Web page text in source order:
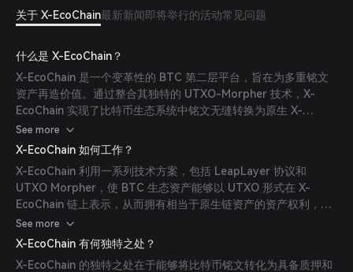
关于 X-EcoChain最新新闻即将举行的活动常见问题
什么是 X-EcoChain？
X-EcoChain 是一个变革性的 BTC 第二层平台，旨在为多重铭文
资产再造价值。通过整合其独特的 UTXO-Morpher 技术，X-
EcoChain 实现了比特币生态系统中铭文无缝转换为原生 X-
EcoChain 资产的能力。这一突破赋予多重铭文资产质押和原生燃
气功能，为更具活力和互联的区块链环境铺平了道路。
See more
X-EcoChain 如何工作？
X-EcoChain 利用一系列技术方案，包括 LeapLayer 协议和
UTXO Morpher，使 BTC 生态资产能够以 UTXO 形式在 X-
EcoChain 链上表示，从而拥有相当于原生链资产的资产权利，同
时保持原生链资产的安全性、速度和可靠性。
See more
X-EcoChain 有何独特之处？
X-EcoChain 的独特之处在于能够将比特币铭文转化为具备质押和